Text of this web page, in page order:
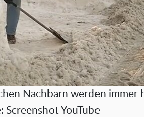
Nachbarn werden immer
Screenshot YouTube